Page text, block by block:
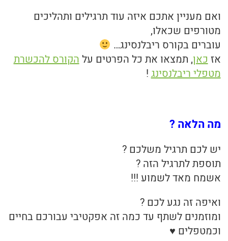
ואם מעניין אתכם איזה עוד תרגילים ותהליכים
מטורפים שכאלו,
עוברים בקורס ריבלנסינג…
אזכאן, תמצאו את כל הפרטים עלהקורס להכשרת
מטפלי ריבלנסינג!
מה הלאה ?
יש לכם תרגיל משלכם ?
תוספת לתרגיל הזה ?
אשמח מאד לשמוע !!!
ואיפה זה נגע לכם ?
ומוזמנים לשתף עד כמה זה אפקטיבי עבורכם בחיים
וכמטפלים ♥